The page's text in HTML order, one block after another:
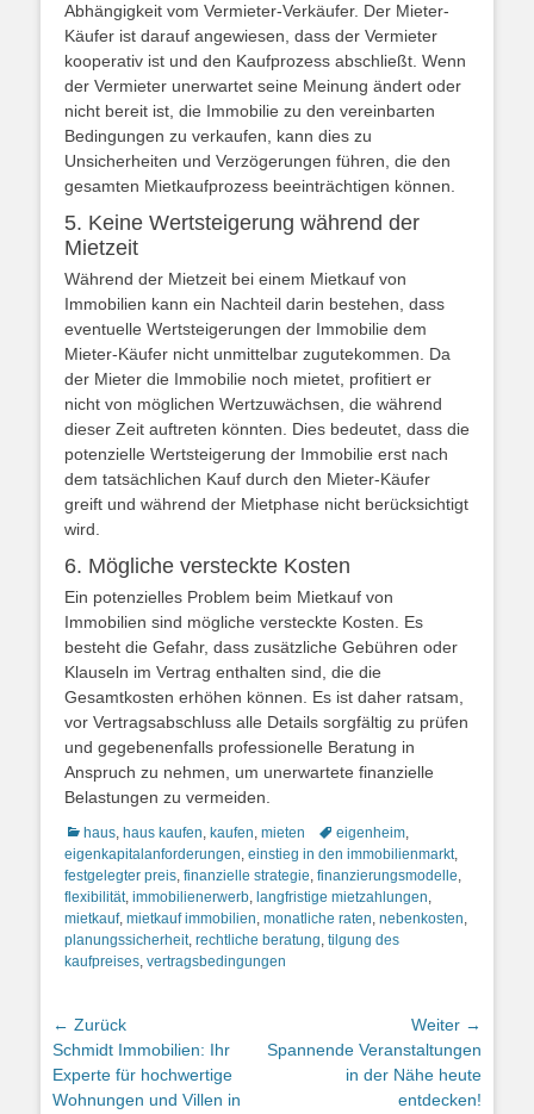
Abhängigkeit vom Vermieter-Verkäufer. Der Mieter-
Käufer ist darauf angewiesen, dass der Vermieter
kooperativ ist und den Kaufprozess abschließt. Wenn
der Vermieter unerwartet seine Meinung ändert oder
nicht bereit ist, die Immobilie zu den vereinbarten
Bedingungen zu verkaufen, kann dies zu
Unsicherheiten und Verzögerungen führen, die den
gesamten Mietkaufprozess beeinträchtigen können.
5. Keine Wertsteigerung während der
Mietzeit
Während der Mietzeit bei einem Mietkauf von
Immobilien kann ein Nachteil darin bestehen, dass
eventuelle Wertsteigerungen der Immobilie dem
Mieter-Käufer nicht unmittelbar zugutekommen. Da
der Mieter die Immobilie noch mietet, profitiert er
nicht von möglichen Wertzuwächsen, die während
dieser Zeit auftreten könnten. Dies bedeutet, dass die
potenzielle Wertsteigerung der Immobilie erst nach
dem tatsächlichen Kauf durch den Mieter-Käufer
greift und während der Mietphase nicht berücksichtigt
wird.
6. Mögliche versteckte Kosten
Ein potenzielles Problem beim Mietkauf von
Immobilien sind mögliche versteckte Kosten. Es
besteht die Gefahr, dass zusätzliche Gebühren oder
Klauseln im Vertrag enthalten sind, die die
Gesamtkosten erhöhen können. Es ist daher ratsam,
vor Vertragsabschluss alle Details sorgfältig zu prüfen
und gegebenenfalls professionelle Beratung in
Anspruch zu nehmen, um unerwartete finanzielle
Belastungen zu vermeiden.
Kategorien
haus, haus kaufen, kaufen, mieten Schlagworte
eigenheim,
eigenkapitalanforderungen, einstieg in den immobilienmarkt,
festgelegter preis, finanzielle strategie, finanzierungsmodelle,
flexibilität, immobilienerwerb, langfristige mietzahlungen,
mietkauf, mietkauf immobilien, monatliche raten, nebenkosten,
planungssicherheit, rechtliche beratung, tilgung des
kaufpreises, vertragsbedingungen
Beitragsnavigation
← Zurück
Vorheriger
Beitrag:
Schmidt Immobilien: Ihr
Experte für hochwertige
Wohnungen und Villen in
Weiter →
Nächster
Spannende Veranstaltungen
in der Nähe heute
entdecken!